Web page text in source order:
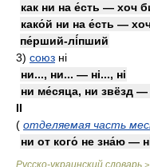
как ни на е́сть — хоч
како́й ни на е́сть —
пе́рший-лі́пший
3) союз ні
ни..., ни... — ні..., ні
ни ме́сяца, ни звёзд —
II
( отделяемая часть
ни от кого́ не зна́ю —
Русско-украинский словарь >